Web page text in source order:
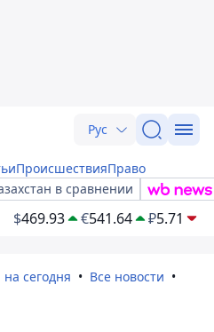
Рус
ПроисшествияПраво
в сравнении
$469.93 €541.64 ₽5.71
сегодня
Все новости